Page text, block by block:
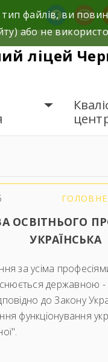
facebook
ліцей
ОСВІТНЬОГО
УКРАЇНСЬКА
за усіма
державною -
до Закону
функціонування
файлів, ви
або не